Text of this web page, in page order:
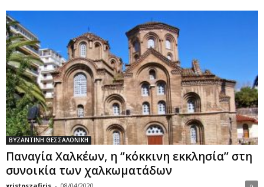
ΒΥΖΑΝΤΙΝΗ ΘΕΣΣΑΛΟΝΙΚΗ
Παναγία Χαλκέων, η ‘’κόκκινη εκκλησία’’ στη
συνοικία των χαλκωματάδων